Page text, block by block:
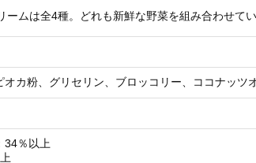
ームは全4種。どれも新鮮な野菜を組み合わせてい
オカ粉、グリセリン、ブロッコリー、ココナッツ
34％以上